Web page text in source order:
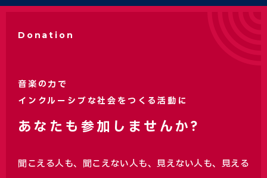
Donation
音楽の力で
インクルーシブな社会をつくる活動に
あなたも参加しませんか?
聞こえる人も、聞こえない人も、見えない人も、見える